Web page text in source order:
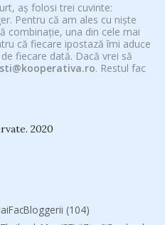
aș folosi trei cuvinte:
Pentru că am ales cu niște
combinație, una din cele mai
că fiecare ipostază îmi aduce
fiecare dată. Dacă vrei să
. Restul fac
2020
(104)